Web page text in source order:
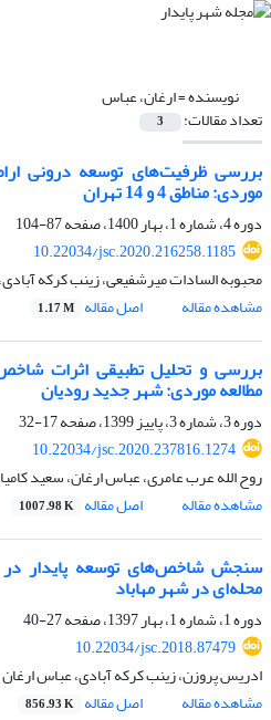
نویسنده =ارغان، عباس
تعداد مقالات: 3
بررسی ظرفیت‌های توسعه درونی
موردی: مناطق 4 و 14 تهران
دوره 4، شماره 1، بهار 1400، صفحه
87-104
10.22034/jsc.2020.216258.1185
محبوبه السادات میرشفیعی، زینب کرکه
مشاهده مقاله
اصل مقاله 1.17 M
بررسی و تحلیل تطبیقی اثرات
مطالعه موردی: شهر جدید رودیان
دوره 3، شماره 3، پاییز 1399، صفحه
17-32
10.22034/jsc.2020.237816.1274
روح الله عرب عامری، عباس ارغان، سعید
مشاهده مقاله
اصل مقاله 1007.98 K
سنجش شاخص‌های توسعه پایدار
محله‌ای در شهر مهاباد
دوره 1، شماره 1، بهار 1397، صفحه
27-40
10.22034/jsc.2018.87479
ادریس پروزن، زینب کرکه آبادی، عباس ارغان
مشاهده مقاله
اصل مقاله 856.93 K